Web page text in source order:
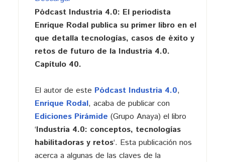
Pódcast Industria 4.0: El periodista
Enrique Rodal publica su primer libro en el
que detalla tecnologías, casos de éxito y
retos de futuro de la Industria 4.0.
Capítulo 40.
El autor de este Pódcast Industria 4.0,
Enrique Rodal, acaba de publicar con
Ediciones Pirámide (Grupo Anaya) el libro
‘Industria 4.0: conceptos, tecnologías
habilitadoras y retos‘. Esta publicación nos
acerca a algunas de las claves de la